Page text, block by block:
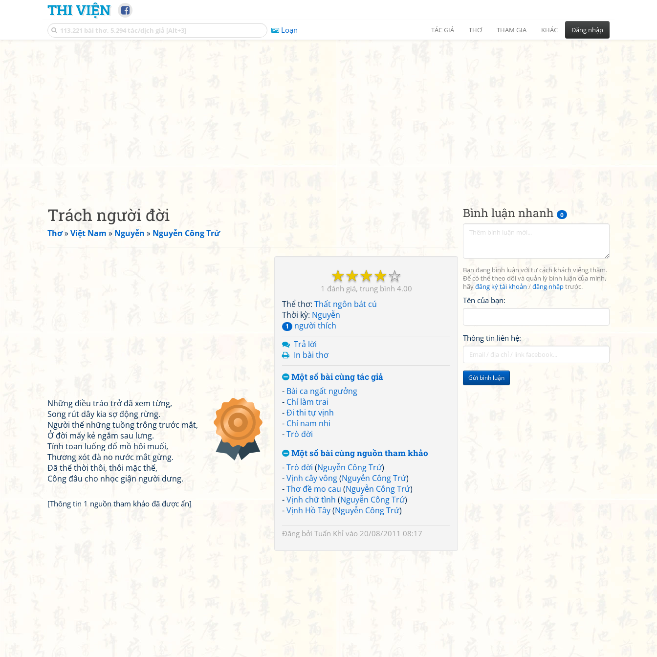
THI VIỆN
Loạn TÁC GIẢ THƠ THAM GIA KHÁC Đăng nhập
Bình luận nhanh 0
Bạn đang bình luận với tư cách khách viếng thăm.
Để có thể theo dõi và quản lý bình luận của mình,
hãyđăng ký tài khoản /đăng nhậptrước.
Tên của bạn:
Thông tin liên hệ:
Gửi bình luận
Trách người đời
Thơ»Việt Nam » Nguyễn » Nguyễn Công Trứ
☆
☆
☆
☆
☆
1 4.00
Thể thơ: Thất ngôn bát cú
Thời kỳ: Nguyễn
1
người thích
Trả lời
In bài thơ
Một số bài cùng tác giả
- Bài ca ngất ngưởng
- Chí làm trai
-Đi thi tự vịnh
- Chí nam nhi
-Trò đời
Một số bài cùng nguồn tham khảo
-Trò đời (Nguyễn Công Trứ)
-Vịnh cây vông(Nguyễn Công Trứ)
-Thơ đề mo cau (Nguyễn Công Trứ)
-Vịnh chữ tình (Nguyễn Công Trứ)
-Vịnh Hồ Tây(Nguyễn Công Trứ)
Đăng bởi Tuấn Khỉ vào 20/08/2011 08:17
Những điều tráo trở đã xem từng,
Song rút dây kia sợ động rừng.
Người thế những tuồng trông trước mắt,
Ở đời mấy kẻ ngắm sau lưng.
Tính toan luống đổ mồ hôi muối,
Thương xót đà no nước mắt gừng.
Đã thế thời thôi, thôi mặc thế,
Công đâu cho nhọc giận người dưng.
[Thông tin 1 nguồn tham khảo đã được ẩn]